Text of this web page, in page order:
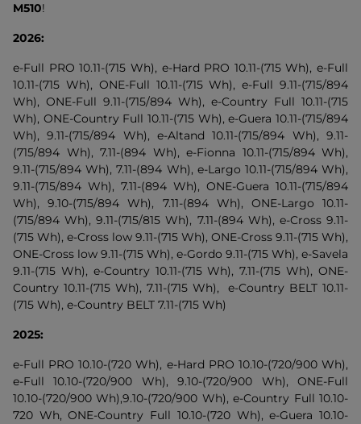
M510!
2026:
e-Full PRO 10.11-(715 Wh), e-Hard PRO 10.11-(715 Wh), e-Full
10.11-(715 Wh), ONE-Full 10.11-(715 Wh), e-Full 9.11-(715/894
Wh), ONE-Full 9.11-(715/894 Wh), e-Country Full 10.11-(715
Wh), ONE-Country Full 10.11-(715 Wh), e-Guera 10.11-(715/894
Wh), 9.11-(715/894 Wh), e-Altand 10.11-(715/894 Wh), 9.11-
(715/894 Wh), 7.11-(894 Wh), e-Fionna 10.11-(715/894 Wh),
9.11-(715/894 Wh), 7.11-(894 Wh), e-Largo 10.11-(715/894 Wh),
9.11-(715/894 Wh), 7.11-(894 Wh), ONE-Guera 10.11-(715/894
Wh), 9.10-(715/894 Wh), 7.11-(894 Wh), ONE-Largo 10.11-
(715/894 Wh), 9.11-(715/815 Wh), 7.11-(894 Wh), e-Cross 9.11-
(715 Wh), e-Cross low 9.11-(715 Wh), ONE-Cross 9.11-(715 Wh),
ONE-Cross low 9.11-(715 Wh), e-Gordo 9.11-(715 Wh), e-Savela
9.11-(715 Wh), e-Country 10.11-(715 Wh), 7.11-(715 Wh), ONE-
Country 10.11-(715 Wh), 7.11-(715 Wh), e-Country BELT 10.11-
(715 Wh), e-Country BELT 7.11-(715 Wh)
2025:
e-Full PRO 10.10-(720 Wh), e-Hard PRO 10.10-(720/900 Wh),
e-Full 10.10-(720/900 Wh), 9.10-(720/900 Wh), ONE-Full
10.10-(720/900 Wh),9.10-(720/900 Wh), e-Country Full 10.10-
720 Wh, ONE-Country Full 10.10-(720 Wh), e-Guera 10.10-